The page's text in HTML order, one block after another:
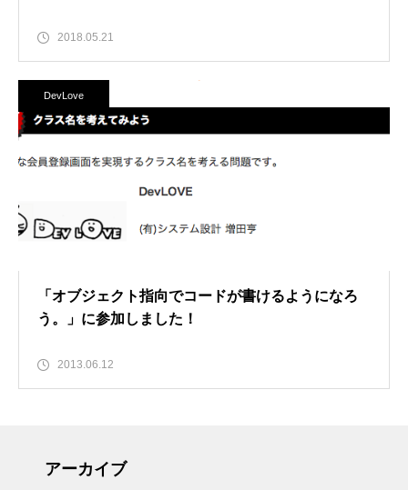
2018.05.21
DevLove
「オブジェクト指向でコードが書けるようになろ
う。」に参加しました！
2013.06.12
アーカイブ